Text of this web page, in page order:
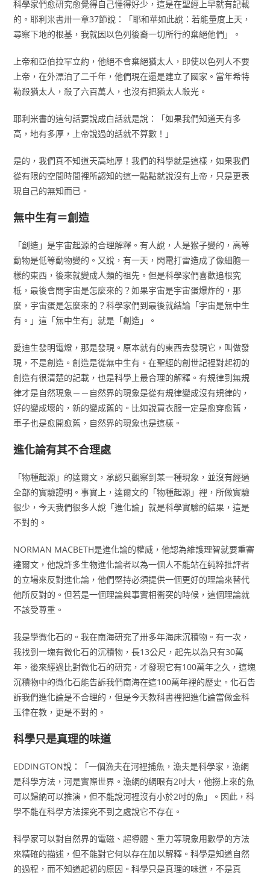
科學家們愈研究愈覺得自己懂得好少，這是在聖經上早就有記載
的。耶利米書卅一章37節說：「耶和華如此說：若能量度上天，
尋察下地的根基，我就因以色列後裔一切所行的棄絕他們」。
上帝和亞伯拉罕立約，他絕不會棄絕猶太人，即使以色列人不要
上帝，在外漂泊了二千年，他們現在還是建立了國家。當年希特
勒殺猶太人，殺了六百萬人，也沒有把猶太人殺光。
耶利米書的這句話要說成白話就是說：「如果我們知道天有多
高，地有多厚，上帝說過的話就不算數！」
是的，我們真不知道天高地厚！我們的科學就是這樣，如果我們
從有限的空間時間裡所認知的這一點點就說沒有上帝，只是更表
現自己的無知而已。
無中生有＝創造
「創造」是宇宙起源的合理解釋。有人說，人是猴子變的，高等
動物是低等動物變的。又說，有一天，閃電打雷造成了像細胞一
樣的東西，後來就變成人類的祖先。但是科學家們喜歡追根究
柢，最後會問宇宙是怎麼來的？如果宇宙是宇宙蛋爆炸的，那
麼，宇宙蛋是怎麼來的？科學家們到最後就結論「宇宙是無中生
有。」這「無中生有」就是「創造」。
愛迪生發明電燈，那是發現。原本就有的東西去發現它，叫做發
現，不是創造。創造是從無中生有。在聖經的創世記裡對起初的
創造有很清楚的記載，也是科學上最合理的解釋。有規律到無規
律才是自然現象－－自然界的現象是從有規律變成沒有規律的，
好的變成壞的，新的變成舊的。比如說買衣服一定是愈穿愈舊，
車子也是愈開愈舊，自然界的現象也是這樣。
進化論有其不合理處
「物種起源」的達爾文，承認只觀察到某一種現象，並沒有經過
全部的實驗證明。事實上，達爾文的「物種起源」裡，所做實驗
很少，今天我們很多人說「進化論」就是科學實驗的結果，這是
不對的。
NORMAN MACBETH是進化論的權威，他認為維護理智就要重審
達爾文，他說許多生物進化論者以為一個人不能站在純粹批評者
的立場來反對進化論，他們堅持必須提供一個更好的理論來替代
他所反對的。但若是一個理論與事實相衝突的時候，這個理論就
不該受尊重。
我是學微化石的。我在南海研究了卅多年海床沉積物。有一次，
我找到一塊有微化石的沉積物，長13公尺，起先以為只有30萬
年，後來經過比對微化石的研究，才發現它有100萬年之久，這塊
沉積物中的微化石能告訴我們南海在這100萬年裡的歷史。化石告
訴我們進化論是不合理的，但是今天教科書裡把進化論當做金科
玉律在教，更是不對的。
科學只是真理的味道
EDDINGTON說：「一個漁夫在河裡捕魚，漁夫是科學家，漁網
是科學方法，河是實際世界。漁網的網眼有2吋大，他撈上來的魚
可以歸納可以推演，但不能說河裡沒有小於2吋的魚」。因此，科
學不能在科學方法探究不到之處說它不存在。
科學家可以對自然界的電磁、超導體、重力等現象用數學的方法
來精確的描述，但不能對它何以存在加以解釋。科學是知道自然
的過程，而不知道起初的原因。科學只是真理的味道，不是真